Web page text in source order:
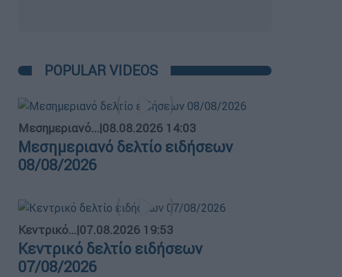
POPULAR VIDEOS
Μεσημεριανό...|08.08.2026 14:03
Μεσημεριανό δελτίο ειδήσεων
08/08/2026
Κεντρικό...|07.08.2026 19:53
Κεντρικό δελτίο ειδήσεων
07/08/2026